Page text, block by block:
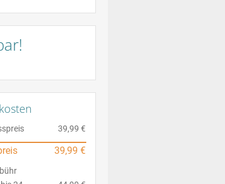
39,99 €
39,99 €